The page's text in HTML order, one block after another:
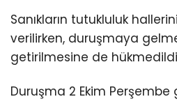
Sanıkların tutukluluk
verilirken, duruşmaya
getirilmesine de
Duruşma 2 Ekim